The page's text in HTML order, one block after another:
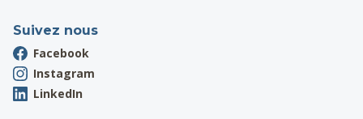
Suivez nous
Facebook
Instagram
LinkedIn